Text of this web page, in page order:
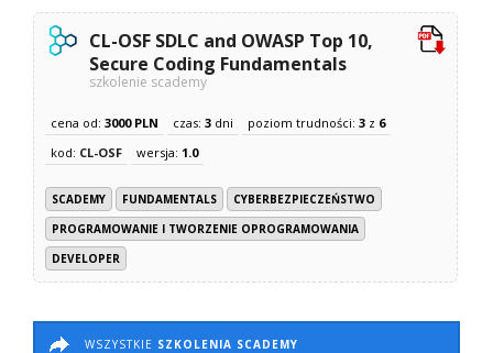
CL-OSF SDLC and OWASP Top 10,
Secure Coding Fundamentals
szkolenie scademy
cena od:3000 PLN czas:3 dni poziom trudności:3 z 6
kod: CL-OSF wersja: 1.0
SCADEMY FUNDAMENTALS
CYBERBEZPIECZEŃSTWO
PROGRAMOWANIE I TWORZENIE OPROGRAMOWANIA
DEVELOPER
WSZYSTKIE SZKOLENIA SCADEMY